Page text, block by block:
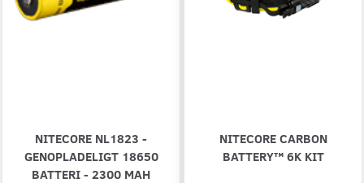
NITECORE NL1823 -
GENOPLADELIGT 18650
BATTERI - 2300 MAH
NITECORE CARBON
BATTERY™ 6K KIT